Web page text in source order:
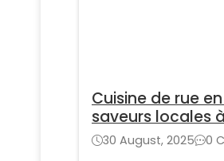
Cuisine de rue
saveurs locales
30 August, 2025
0